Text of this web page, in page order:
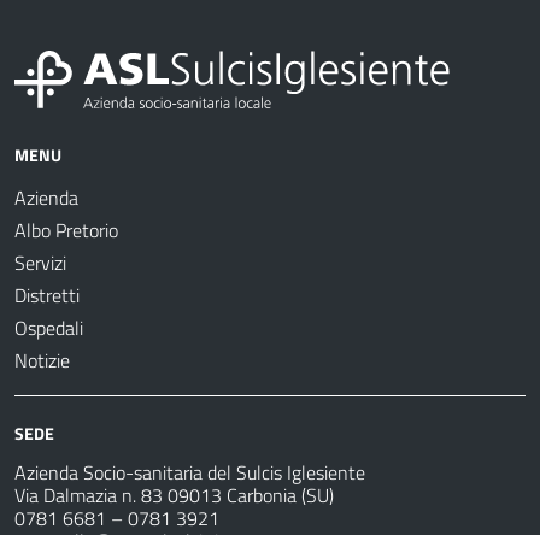
MENU
Azienda
Albo Pretorio
Servizi
Distretti
Ospedali
Notizie
SEDE
Azienda Socio-sanitaria del Sulcis Iglesiente
Via Dalmazia n. 83 09013 Carbonia (SU)
0781 6681 – 0781 3921